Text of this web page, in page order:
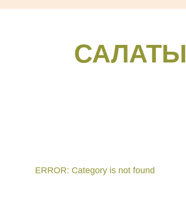
САЛАТЫ
ERROR: Category is not found